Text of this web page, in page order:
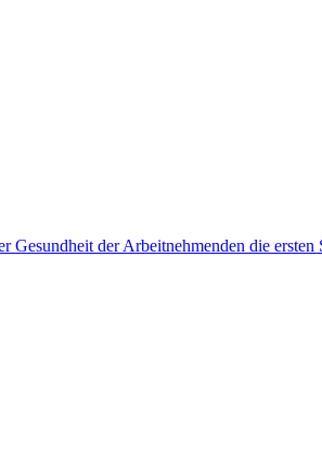
der Arbeitnehmenden die